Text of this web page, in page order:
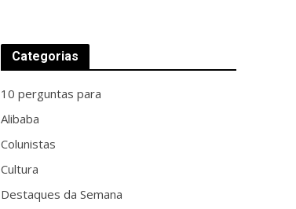
Categorias
10 perguntas para
Alibaba
Colunistas
Cultura
Destaques da Semana